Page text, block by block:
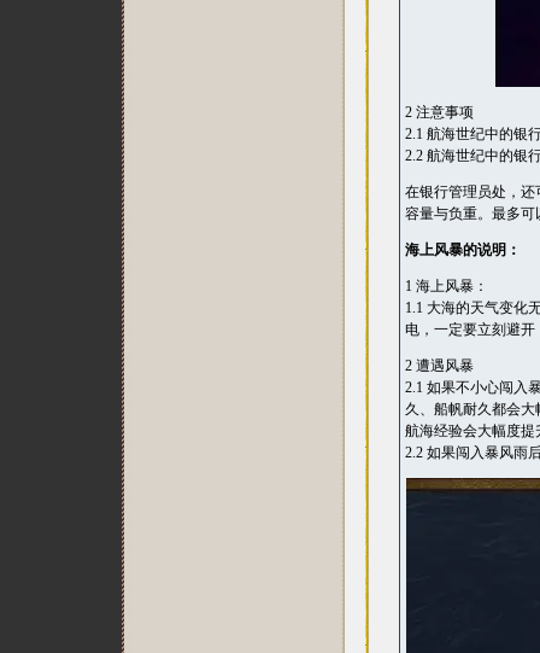
2 注意事项
2.1 航海世纪中的银
2.2 航海世纪中的银
在银行管理员处，
容量与负重。最多可
海上风暴的说明：
1 海上风暴：
1.1 大海的天气变化
电，一定要立刻避
2 遭遇风暴
2.1 如果不小心闯入
久、船帆耐久都会
航海经验会大幅度提
2.2 如果闯入暴风雨